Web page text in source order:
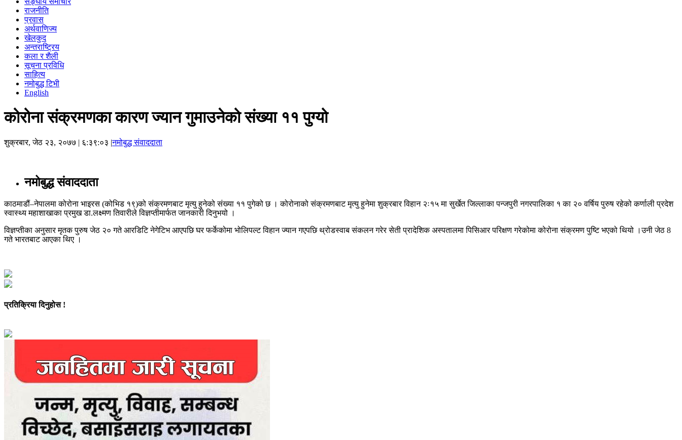
राजनीति
प्रवास
अर्थवाणिज्य
खेलकुद
अन्तराष्ट्रिय
कला र शैली
सूचना प्रविधि
साहित्य
नमोबुद्ध टिभी
English
कोरोना संक्रमणका कारण ज्यान गुमाउनेको संख्या ११ पुग्यो
शुक्रबार, जेठ २३, २०७७ | ६:३९:०३ |नमोबुद्ध संवाददाता
नमोबुद्ध संवाददाता
काठमाडौं–नेपालमा कोरोना भाइरस (कोभिड १९)को संक्रमणबाट मृत्यु हुनेको संख्या ११ पुगेको छ । कोरोनाको संक्रमणबाट मृत्यु हुनेमा शुक्रबार विहान २ः१५ मा सुर्खेत जिल्लाका पन्जपुरी नगरपालिका १ का २० वर्षिय पुरुष रहेको कर्णाली प्रदेश
स्वास्थ्य महाशाखाका प्रमुख डा.लक्ष्मण तिवारीले विज्ञप्तीमार्फत जानकारी दिनुभयो ।
विज्ञप्तीका अनुसार मृतक पुरुष जेठ २० गते आरडिटि नेगेटिभ आएपछि घर फर्केकोमा भोलिपल्ट विहान ज्यान गएपछि थ्रोडस्वाब संकलन गरेर सेती प्रादेशिक अस्पतालमा पिसिआर परिक्षण गरेकोमा कोरोना संक्रमण पुष्टि भएको थियो ।उनी जेठ 8
गते भारतबाट आएका थिए ।
प्रतिक्रिया दिनुहोस !